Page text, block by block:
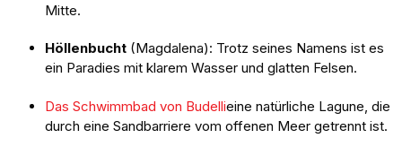
Mitte.
Höllenbucht (Magdalena): Trotz seines Namens ist es
ein Paradies mit klarem Wasser und glatten Felsen.
Das Schwimmbad von Budellieine natürliche Lagune, die
durch eine Sandbarriere vom offenen Meer getrennt ist.